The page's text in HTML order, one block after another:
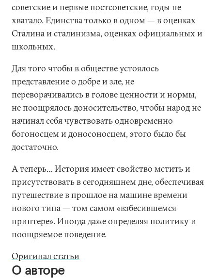
советские и первые постсоветские, годы не
хватало. Единства только в одном — в оценках
Сталина и сталинизма, оценках официальных и
школьных.
Для того чтобы в обществе устоялось
представление о добре и зле, не
переворачивались в голове ценности и нормы,
не поощрялось доносительство, чтобы народ не
начинал себя чувствовать одновременно
богоносцем и доносоносцем, этого было бы
достаточно.
А теперь… История имеет свойство мстить и
присутствовать в сегодняшнем дне, обеспечивая
путешествие в прошлое на машине времени
нового типа — том самом «взбесившемся
принтере». Иногда даже определяя политику и
поощряемое поведение.
Оригинал статьи
О авторе